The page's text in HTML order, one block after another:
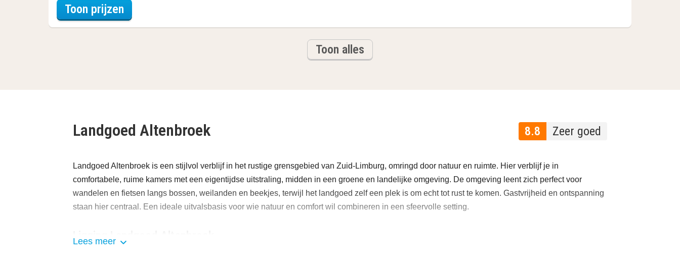
Toon prijzen
Toon alles
8.8 Zeer goed
Landgoed Altenbroek
Landgoed Altenbroek is een stijlvol verblijf in het rustige grensgebied van Zuid-Limburg, omringd door natuur en ruimte. Hier verblijf je in
comfortabele, ruime kamers met een eigentijdse uitstraling, midden in een groene en landelijke omgeving. De omgeving leent zich perfect voor
wandelen en fietsen langs bossen, weilanden en beekjes, terwijl het landgoed zelf een plek is om echt tot rust te komen. Gastvrijheid en ontspanning
staan hier centraal. Een ideale uitvalsbasis voor wie natuur en comfort wil combineren in een sfeervolle setting.
Ligging Landgoed Altenbroek
Lees meer